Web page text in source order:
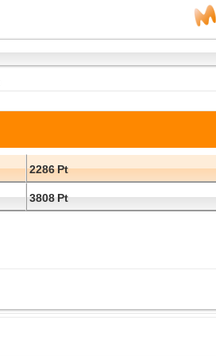
2286Pt
3808Pt